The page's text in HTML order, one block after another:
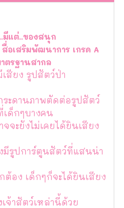
แต่..ของสนุก
อเสริมพัฒนาการ เกรด A
ตรฐานสากล
สียง รูปสัตว์ป่า
ระดานภาพตัดต่อรูปสัตว์
เด็กๆบางคน
จะยังไม่เคยได้ยินเสียง
มีรูปการ์ตูนสัตว์ที่แสนน่า
ต้อง เด็กๆก็จะได้ยินเสียง
จ้าสัตว์เหล่านี้ด้วย